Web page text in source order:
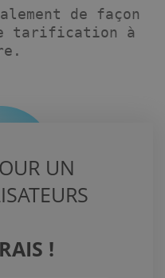
de façon
tarification à
UN
!